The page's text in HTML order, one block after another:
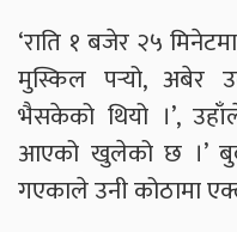
‘राति १ बजेर २५
मुस्किल पर्‍यो, अबेर
भैसकेको थियो ।’,
आएको खुलेको छ ।’
गएकाले उनी कोठामा